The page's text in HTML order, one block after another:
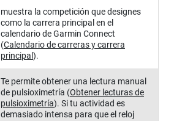
muestra la competición que designes
como la carrera principal en el
calendario de Garmin Connect
(Calendario de carreras y carrera
principal ).
Te permite obtener una lectura manual
de pulsioximetría (Obtener lecturas de
pulsioximetría). Si tu actividad es
demasiado intensa para que el reloj